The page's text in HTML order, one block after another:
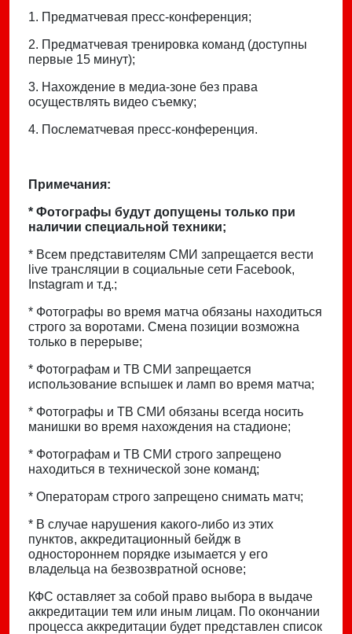
1. Предматчевая пресс-конференция;
2. Предматчевая тренировка команд (доступны
первые 15 минут);
3. Нахождение в медиа-зоне без права
осуществлять видео съемку;
4. Послематчевая пресс-конференция.
Примечания:
* Фотографы будут допущены только при
наличии специальной техники;
* Всем представителям СМИ запрещается вести
live трансляции в социальные сети Facebook,
Instagram и т.д.;
* Фотографы во время матча обязаны находиться
строго за воротами. Смена позиции возможна
только в перерыве;
* Фотографам и ТВ СМИ запрещается
использование вспышек и ламп во время матча;
* Фотографы и ТВ СМИ обязаны всегда носить
манишки во время нахождения на стадионе;
* Фотографам и ТВ СМИ строго запрещено
находиться в технической зоне команд;
* Операторам строго запрещено снимать матч;
* В случае нарушения какого-либо из этих
пунктов, аккредитационный бейдж в
одностороннем порядке изымается у его
владельца на безвозвратной основе;
КФС оставляет за собой право выбора в выдаче
аккредитации тем или иным лицам. По окончании
процесса аккредитации будет представлен список